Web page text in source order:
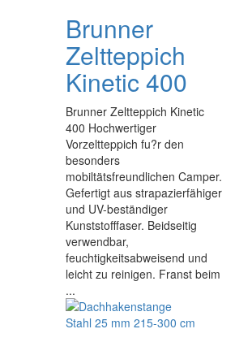
Brunner
Zeltteppich
Kinetic 400
Brunner Zeltteppich Kinetic
400 Hochwertiger
Vorzeltteppich fu?r den
besonders
mobiltätsfreundlichen Camper.
Gefertigt aus strapazierfähiger
und UV-beständiger
Kunststofffaser. Beidseitig
verwendbar,
feuchtigkeitsabweisend und
leicht zu reinigen. Franst beim
...